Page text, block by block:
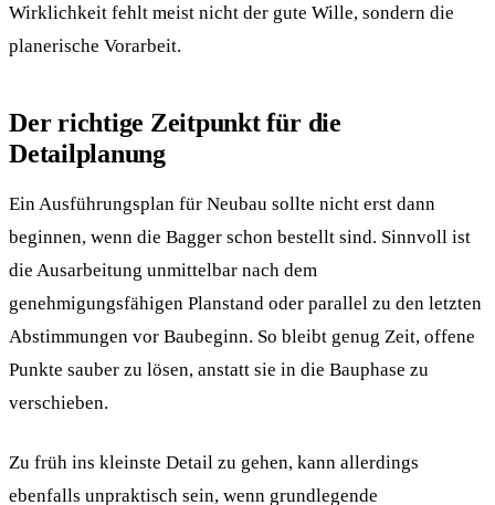
Wirklichkeit fehlt meist nicht der gute Wille, sondern die
planerische Vorarbeit.
Der richtige Zeitpunkt für die
Detailplanung
Ein Ausführungsplan für Neubau sollte nicht erst dann
beginnen, wenn die Bagger schon bestellt sind. Sinnvoll ist
die Ausarbeitung unmittelbar nach dem
genehmigungsfähigen Planstand oder parallel zu den letzten
Abstimmungen vor Baubeginn. So bleibt genug Zeit, offene
Punkte sauber zu lösen, anstatt sie in die Bauphase zu
verschieben.
Zu früh ins kleinste Detail zu gehen, kann allerdings
ebenfalls unpraktisch sein, wenn grundlegende